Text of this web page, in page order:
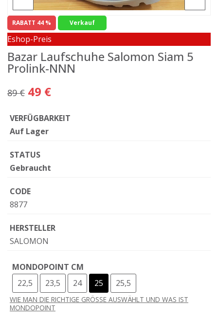
RABATT 44 % Verkauf
Eshop-Preis
Bazar Laufschuhe Salomon Siam 5
Prolink-NNN
89 € 49 €
VERFÜGBARKEIT
Auf Lager
STATUS
Gebraucht
CODE
8877
HERSTELLER
SALOMON
MONDOPOINT CM
22,5
23,5 24 25 25,5
WIE MAN DIE RICHTIGE GRÖSSE AUSWÄHLT UND WAS IST
MONDOPOINT